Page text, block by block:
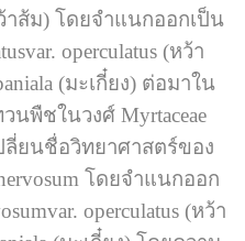
ส้ม) โดยจำแนกออกเป็น
operculatus (หว้า
(มะเกี๋ยง) ต่อมาใน
นพืชในวงศ์ Myrtaceae
ลี่ยนชื่อวิทยาศาสตร์ของ
โดยจำแนกออก
operculatus (หว้า